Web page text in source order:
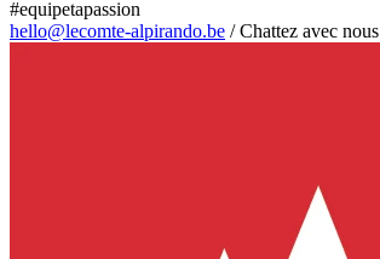
#equipetapassion
hello@lecomte-alpirando.be /Chattez avec nous